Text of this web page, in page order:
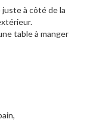
à côté de la
table à manger